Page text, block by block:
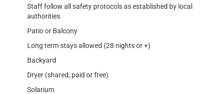
Staff follow all safety protocols as established by local
authorities
Patio or Balcony
Long term stays allowed (28 nights or +)
Backyard
Dryer (shared, paid or free)
Solarium